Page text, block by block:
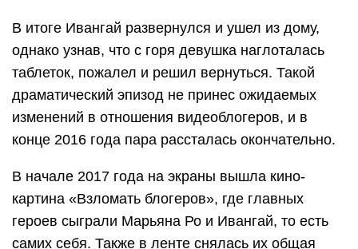
В итоге Ивангай развернулся и ушел из дому,
однако узнав, что с горя девушка наглоталась
таблеток, пожалел и решил вернуться. Такой
драматический эпизод не принес ожидаемых
изменений в отношения видеоблогеров, и в
конце 2016 года пара рассталась окончательно.
В начале 2017 года на экраны вышла кино-
картина «Взломать блогеров», где главных
героев сыграли Марьяна Ро и Ивангай, то есть
самих себя. Также в ленте снялась их общая